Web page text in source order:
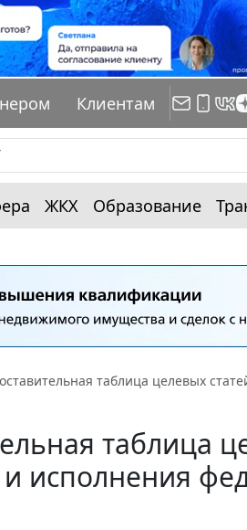
Клиентам
ЖКХ Образование
таблица целевых
таблица
и исполнения